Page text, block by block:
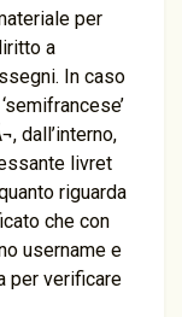
per
a
In caso
dall’interno,
livret
riguarda
che con
username e
per verificare